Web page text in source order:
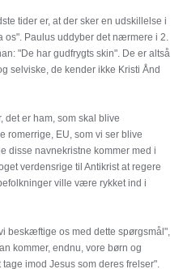
tider er, at der sker en udskillelse i
os". Paulus uddyber det nærmere i 2.
"De har gudfrygts skin". De er altså
selviske, de kender ikke Kristi Ånd
det er ham, som skal blive
romerrige, EU, som vi ser blive
disse navnekristne kommer med i
verdensrige til Antikrist at regere
ville være rykket ind i
beskæftige os med dette spørgsmål",
kommer, endnu, vore børn og
imod Jesus som deres frelser".